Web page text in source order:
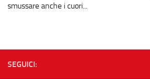
smussare anche i cuori...
SEGUICI: